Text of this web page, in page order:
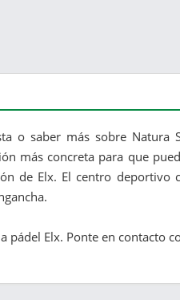
o saber más sobre
más concreta para que
de Elx. El centro deportivo
pádel Elx. Ponte en contacto